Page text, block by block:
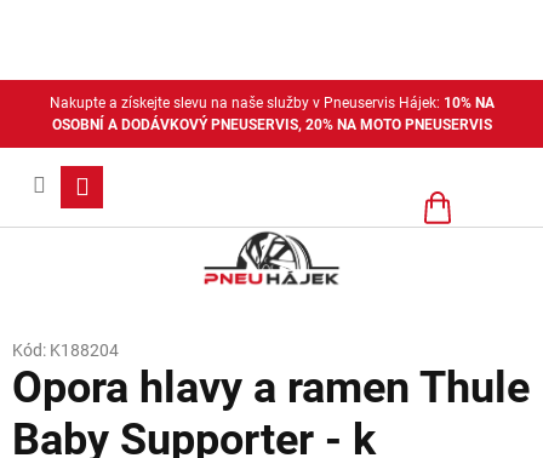
Nakupte a získejte slevu na naše služby v Pneuservis Hájek: 10% NA
OSOBNÍ A DODÁVKOVÝ PNEUSERVIS, 20% NA MOTO PNEUSERVIS
Nákupní
Opora hlavy a ramen Thule
Baby Supporter - k
Kód: K188204